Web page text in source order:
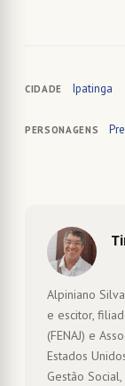
CIDADE Ipatinga
PERSONAGENS
Alpiniano
e escitor,
(FENAJ) e
Estados
Gestão